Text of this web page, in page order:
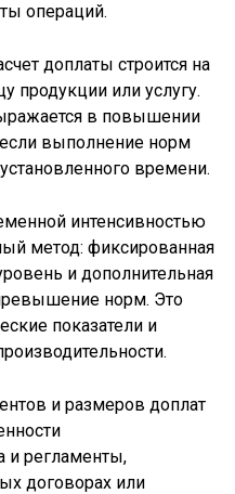
операций.
доплаты строится на
продукции или услугу.
в повышении
выполнение норм
времени.
интенсивностью
метод: фиксированная
и дополнительная
норм. Это
показатели и
и размеров доплат
и регламенты,
договорах или